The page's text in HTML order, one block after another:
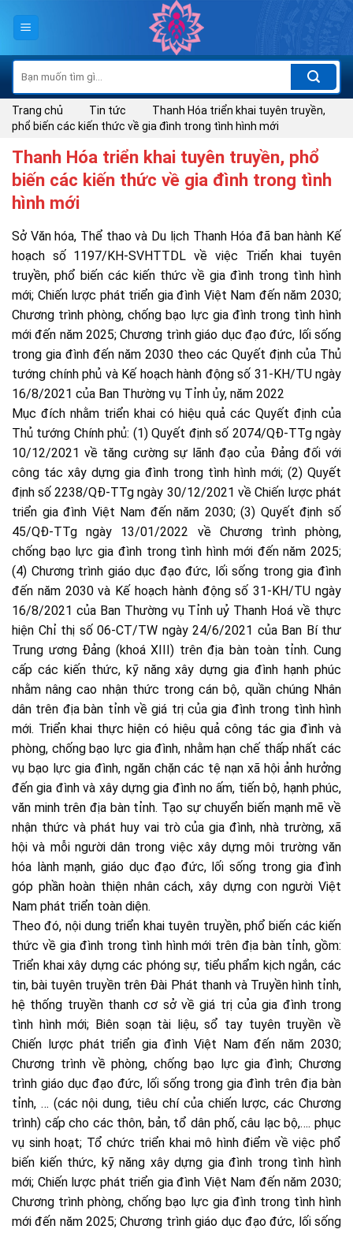
kiếm:
Trang chủ Tin tức
Thanh Hóa triển khai tuyên truyền,
phổ biến các kiến thức về gia đình trong tình hình mới
Thanh Hóa triển khai tuyên truyền, phổ
biến các kiến thức về gia đình trong tình
hình mới
Sở Văn hóa, Thể thao và Du lịch Thanh Hóa đã ban hành Kế
hoạch số 1197/KH-SVHTTDL về việc Triển khai tuyên
truyền, phổ biến các kiến thức về gia đình trong tình hình
mới; Chiến lược phát triển gia đình Việt Nam đến năm 2030;
Chương trình phòng, chống bạo lực gia đình trong tình hình
mới đến năm 2025; Chương trình giáo dục đạo đức, lối sống
trong gia đình đến năm 2030 theo các Quyết định của Thủ
tướng chính phủ và Kế hoạch hành động số 31-KH/TU ngày
16/8/2021 của Ban Thường vụ Tỉnh ủy, năm 2022
Mục đích nhằm triển khai có hiệu quả các Quyết định của
Thủ tướng Chính phủ: (1) Quyết định số 2074/QĐ-TTg ngày
10/12/2021 về tăng cường sự lãnh đạo của Đảng đối với
công tác xây dựng gia đình trong tình hình mới; (2) Quyết
định số 2238/QĐ-TTg ngày 30/12/2021 về Chiến lược phát
triển gia đình Việt Nam đến năm 2030; (3) Quyết định số
45/QĐ-TTg ngày 13/01/2022 về Chương trình phòng,
chống bạo lực gia đình trong tình hình mới đến năm 2025;
(4) Chương trình giáo dục đạo đức, lối sống trong gia đình
đến năm 2030 và Kế hoạch hành động số 31-KH/TU ngày
16/8/2021 của Ban Thường vụ Tỉnh uỷ Thanh Hoá về thực
hiện Chỉ thị số 06-CT/TW ngày 24/6/2021 của Ban Bí thư
Trung ương Đảng (khoá XIII) trên địa bàn toàn tỉnh. Cung
cấp các kiến thức, kỹ năng xây dựng gia đình hạnh phúc
nhằm nâng cao nhận thức trong cán bộ, quần chúng Nhân
dân trên địa bàn tỉnh về giá trị của gia đình trong tình hình
mới. Triển khai thực hiện có hiệu quả công tác gia đình và
phòng, chống bạo lực gia đình, nhằm hạn chế thấp nhất các
vụ bạo lực gia đình, ngăn chặn các tệ nạn xã hội ảnh hưởng
đến gia đình và xây dựng gia đình no ấm, tiến bộ, hạnh phúc,
văn minh trên địa bàn tỉnh. Tạo sự chuyển biến mạnh mẽ về
nhận thức và phát huy vai trò của gia đình, nhà trường, xã
hội và mỗi người dân trong việc xây dựng môi trường văn
hóa lành mạnh, giáo dục đạo đức, lối sống trong gia đình
góp phần hoàn thiện nhân cách, xây dựng con người Việt
Nam phát triển toàn diện.
Theo đó, nội dung triển khai tuyên truyền, phổ biến các kiến
thức về gia đình trong tình hình mới trên địa bàn tỉnh, gồm:
Triển khai xây dựng các phóng sự, tiểu phẩm kịch ngắn, các
tin, bài tuyên truyền trên Đài Phát thanh và Truyền hình tỉnh,
hệ thống truyền thanh cơ sở về giá trị của gia đình trong
tình hình mới; Biên soạn tài liệu, sổ tay tuyên truyền về
Chiến lược phát triển gia đình Việt Nam đến năm 2030;
Chương trình về phòng, chống bạo lực gia đình; Chương
trình giáo dục đạo đức, lối sống trong gia đình trên địa bàn
tỉnh, … (các nội dung, tiêu chí của chiến lược, các Chương
trình) cấp cho các thôn, bản, tổ dân phố, câu lạc bộ,…. phục
vụ sinh hoạt; Tổ chức triển khai mô hình điểm về việc phổ
biến kiến thức, kỹ năng xây dựng gia đình trong tình hình
mới; Chiến lược phát triển gia đình Việt Nam đến năm 2030;
Chương trình phòng, chống bạo lực gia đình trong tình hình
mới đến năm 2025; Chương trình giáo dục đạo đức, lối sống